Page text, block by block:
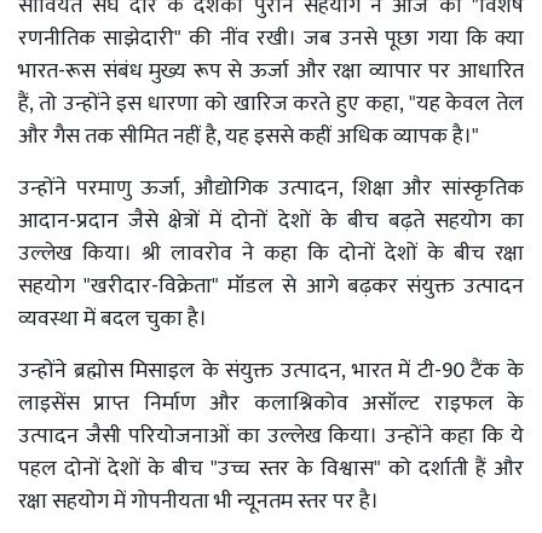
रणनीतिक साझेदारी" की नींव रखी। जब उनसे पूछा गया कि क्या
भारत-रूस संबंध मुख्य रूप से ऊर्जा और रक्षा व्यापार पर आधारित
हैं, तो उन्होंने इस धारणा को खारिज करते हुए कहा, "यह केवल तेल
और गैस तक सीमित नहीं है, यह इससे कहीं अधिक व्यापक है।"
उन्होंने परमाणु ऊर्जा, औद्योगिक उत्पादन, शिक्षा और सांस्कृतिक
आदान-प्रदान जैसे क्षेत्रों में दोनों देशों के बीच बढ़ते सहयोग का
उल्लेख किया। श्री लावरोव ने कहा कि दोनों देशों के बीच रक्षा
सहयोग "खरीदार-विक्रेता" मॉडल से आगे बढ़कर संयुक्त उत्पादन
व्यवस्था में बदल चुका है।
उन्होंने ब्रह्मोस मिसाइल के संयुक्त उत्पादन, भारत में टी-90 टैंक के
लाइसेंस प्राप्त निर्माण और कलाश्निकोव असॉल्ट राइफल के
उत्पादन जैसी परियोजनाओं का उल्लेख किया। उन्होंने कहा कि ये
पहल दोनों देशों के बीच "उच्च स्तर के विश्वास" को दर्शाती हैं और
रक्षा सहयोग में गोपनीयता भी न्यूनतम स्तर पर है।